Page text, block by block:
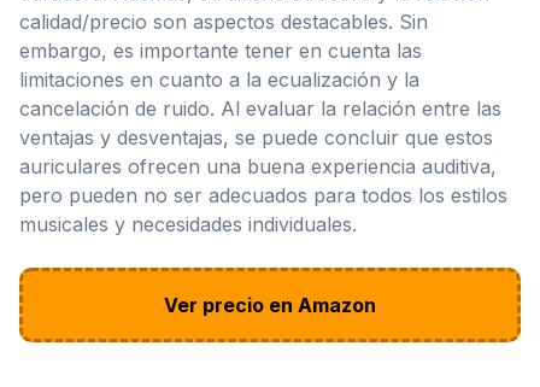
calidad/precio son aspectos destacables. Sin
embargo, es importante tener en cuenta las
limitaciones en cuanto a la ecualización y la
cancelación de ruido. Al evaluar la relación entre las
ventajas y desventajas, se puede concluir que estos
auriculares ofrecen una buena experiencia auditiva,
pero pueden no ser adecuados para todos los estilos
musicales y necesidades individuales.
Ver precio en Amazon